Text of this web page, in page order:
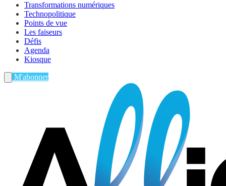
Transformations numériques
Technopolitique
Points de vue
Les faiseurs
Défis
Agenda
Kiosque
M'abonner